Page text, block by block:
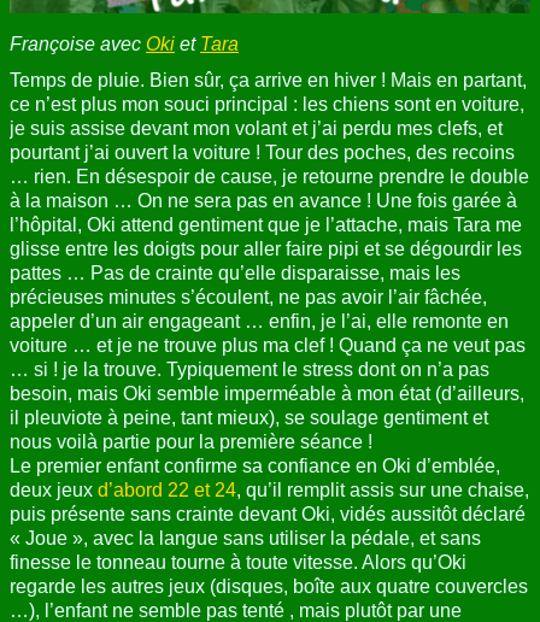
Françoise avec Oki et Tara
Temps de pluie. Bien sûr, ça arrive en hiver ! Mais en partant,
ce n’est plus mon souci principal : les chiens sont en voiture,
je suis assise devant mon volant et j’ai perdu mes clefs, et
pourtant j’ai ouvert la voiture ! Tour des poches, des recoins
… rien. En désespoir de cause, je retourne prendre le double
à la maison … On ne sera pas en avance ! Une fois garée à
l’hôpital, Oki attend gentiment que je l’attache, mais Tara me
glisse entre les doigts pour aller faire pipi et se dégourdir les
pattes … Pas de crainte qu’elle disparaisse, mais les
précieuses minutes s’écoulent, ne pas avoir l’air fâchée,
appeler d’un air engageant … enfin, je l’ai, elle remonte en
voiture … et je ne trouve plus ma clef ! Quand ça ne veut pas
… si ! je la trouve. Typiquement le stress dont on n’a pas
besoin, mais Oki semble imperméable à mon état (d’ailleurs,
il pleuviote à peine, tant mieux), se soulage gentiment et
nous voilà partie pour la première séance !
Le premier enfant confirme sa confiance en Oki d’emblée,
deux jeux d’abord 22 et 24, qu’il remplit assis sur une chaise,
puis présente sans crainte devant Oki, vidés aussitôt déclaré
« Joue », avec la langue sans utiliser la pédale, et sans
finesse le tonneau tourne à toute vitesse. Alors qu’Oki
regarde les autres jeux (disques, boîte aux quatre couvercles
…), l’enfant ne semble pas tenté , mais plutôt par une